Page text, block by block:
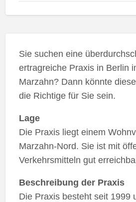
Sie suchen eine
ertragreiche Praxis in Berlin
Marzahn? Dann könnte
die Richtige für Sie sein.
Lage
Die Praxis liegt einem
Marzahn-Nord. Sie ist mit
Verkehrsmitteln gut
Beschreibung der Praxis
Die Praxis besteht seit 1999